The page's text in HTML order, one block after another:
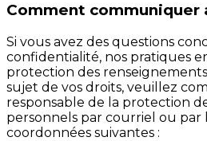
Comment communiquer
Si vous avez des questions
confidentialité, nos pratiques
protection des
sujet de vos droits, veuillez
responsable de la protection
personnels par courriel ou par
coordonnées suivantes :